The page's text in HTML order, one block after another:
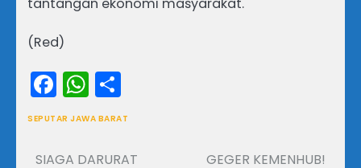
(Red)
Facebook
WhatsApp
SEPUTAR JAWA BARAT
SIAGA DARURAT
GEGER KEMENHUB!